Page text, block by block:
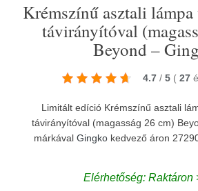
Krémszínű asztali
távirányítóval
Beyond –
4.7 / 5 ( 27
Limitált edíció Krémszínű asztali
távirányítóval (magasság 26 cm)
márkával Gingkokedvező áron
Elérhetőség: Raktáron